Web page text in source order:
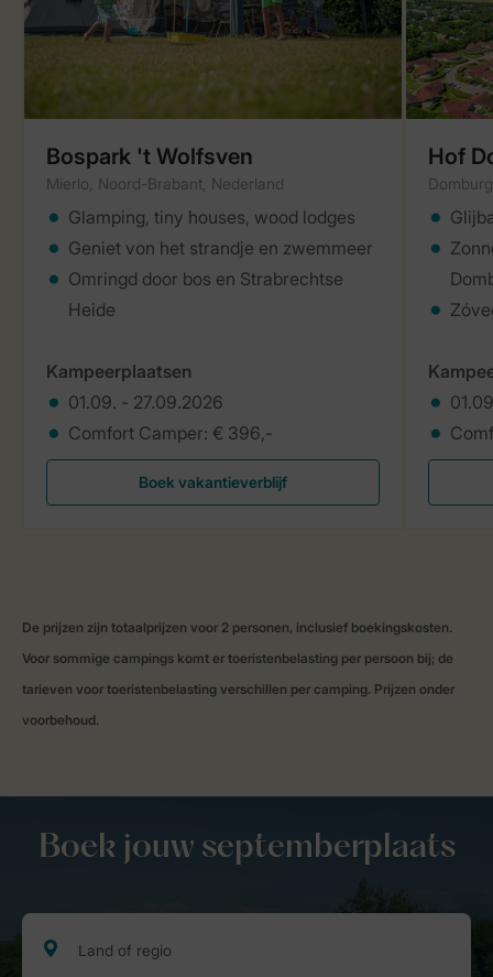
Bospark 't Wolfsven
Mierlo, Noord-Brabant, Nederland
Glamping, tiny houses, wood lodges
Geniet von het strandje en zwemmeer
Omringd door bos en Strabrechtse
Heide
Kampeerplaatsen
01.09. - 27.09.2026
Comfort Camper: € 396,-
Boek vakantieverblijf
Hof
De prijzen zijn totaalprijzen voor 2 personen, inclusief boekingskosten.
Voor sommige campings komt er toeristenbelasting per persoon bij; de
tarieven voor toeristenbelasting verschillen per camping. Prijzen onder
voorbehoud.
Boek jouw septemberplaats